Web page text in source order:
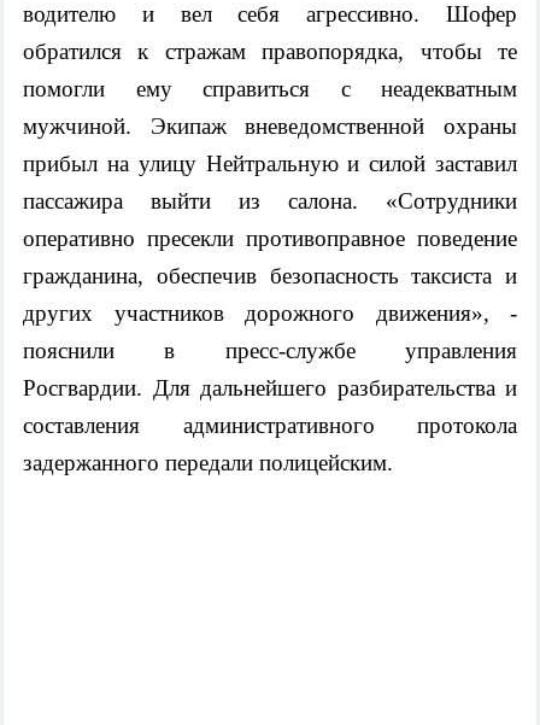
водителю и вел себя агрессивно. Шофер
обратился к стражам правопорядка, чтобы те
помогли ему справиться с неадекватным
мужчиной. Экипаж вневедомственной охраны
прибыл на улицу Нейтральную и силой заставил
пассажира выйти из салона. «Сотрудники
оперативно пресекли противоправное поведение
гражданина, обеспечив безопасность таксиста и
других участников дорожного движения», -
пояснили в пресс-службе управления
Росгвардии. Для дальнейшего разбирательства и
составления административного протокола
задержанного передали полицейским.